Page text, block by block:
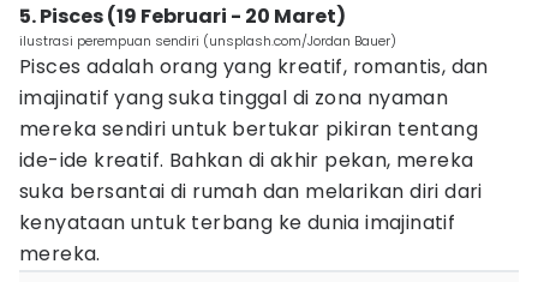
5. Pisces (19 Februari - 20 Maret)
ilustrasi perempuan sendiri (unsplash.com/Jordan Bauer)
Pisces adalah orang yang kreatif, romantis, dan
imajinatif yang suka tinggal di zona nyaman
mereka sendiri untuk bertukar pikiran tentang
ide-ide kreatif. Bahkan di akhir pekan, mereka
suka bersantai di rumah dan melarikan diri dari
kenyataan untuk terbang ke dunia imajinatif
mereka.